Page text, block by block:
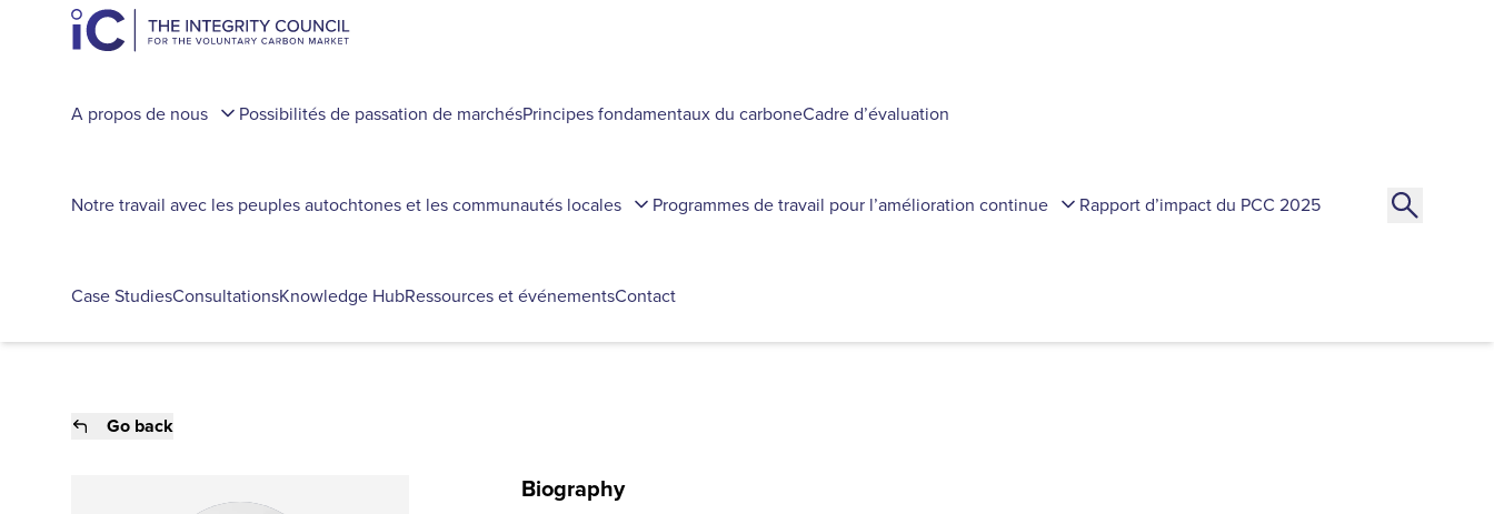
A propos de nous Possibilités de passation de marchésPrincipes fondamentaux du carboneCadre d’évaluation
Notre travail avec les peuples autochtones et les communautés locales Programmes de travail pour l’amélioration continue Rapport d’impact du PCC 2025
Case StudiesConsultationsKnowledge HubRessources et événementsContact
Go back
Biography